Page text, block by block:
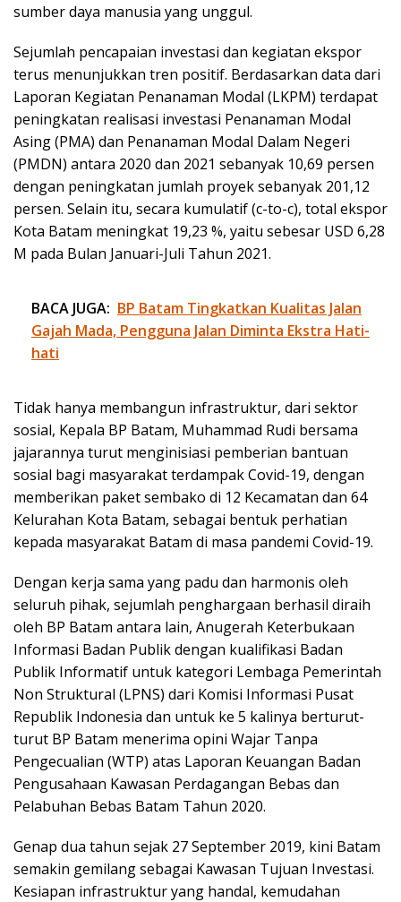
sumber daya manusia yang unggul.
Sejumlah pencapaian investasi dan kegiatan ekspor
terus menunjukkan tren positif. Berdasarkan data dari
Laporan Kegiatan Penanaman Modal (LKPM) terdapat
peningkatan realisasi investasi Penanaman Modal
Asing (PMA) dan Penanaman Modal Dalam Negeri
(PMDN) antara 2020 dan 2021 sebanyak 10,69 persen
dengan peningkatan jumlah proyek sebanyak 201,12
persen. Selain itu, secara kumulatif (c-to-c), total ekspor
Kota Batam meningkat 19,23 %, yaitu sebesar USD 6,28
M pada Bulan Januari-Juli Tahun 2021.
BACA JUGA: BP Batam Tingkatkan Kualitas Jalan
Gajah Mada, Pengguna Jalan Diminta Ekstra Hati-
hati
Tidak hanya membangun infrastruktur, dari sektor
sosial, Kepala BP Batam, Muhammad Rudi bersama
jajarannya turut menginisiasi pemberian bantuan
sosial bagi masyarakat terdampak Covid-19, dengan
memberikan paket sembako di 12 Kecamatan dan 64
Kelurahan Kota Batam, sebagai bentuk perhatian
kepada masyarakat Batam di masa pandemi Covid-19.
Dengan kerja sama yang padu dan harmonis oleh
seluruh pihak, sejumlah penghargaan berhasil diraih
oleh BP Batam antara lain, Anugerah Keterbukaan
Informasi Badan Publik dengan kualifikasi Badan
Publik Informatif untuk kategori Lembaga Pemerintah
Non Struktural (LPNS) dari Komisi Informasi Pusat
Republik Indonesia dan untuk ke 5 kalinya berturut-
turut BP Batam menerima opini Wajar Tanpa
Pengecualian (WTP) atas Laporan Keuangan Badan
Pengusahaan Kawasan Perdagangan Bebas dan
Pelabuhan Bebas Batam Tahun 2020.
Genap dua tahun sejak 27 September 2019, kini Batam
semakin gemilang sebagai Kawasan Tujuan Investasi.
Kesiapan infrastruktur yang handal, kemudahan